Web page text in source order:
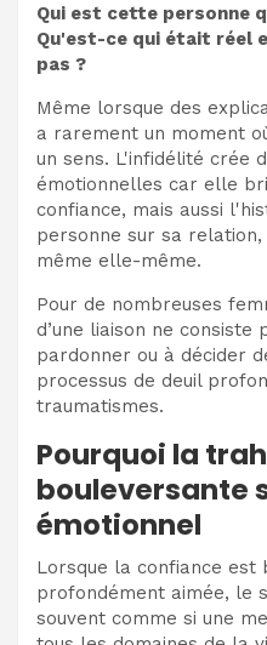
Qui est cette personne
Qu'est-ce qui était réel
pas ?
Même lorsque des
a rarement un moment
un sens. L'infidélité crée
émotionnelles car elle
confiance, mais aussi
personne sur sa
même elle-même.
Pour de nombreuses
d’une liaison ne consiste
pardonner ou à décider
processus de deuil
traumatismes.
Pourquoi la
bouleversante
émotionnel
Lorsque la confiance est
profondément aimée, le
souvent comme si une